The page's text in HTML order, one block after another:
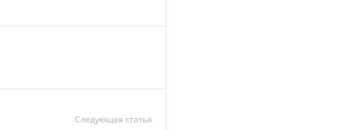
Следующая статья